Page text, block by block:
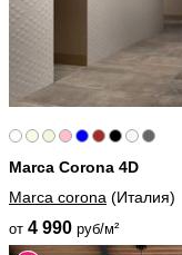
Marca Corona 4D
Marca corona (Италия)
от 4 990 руб/м²